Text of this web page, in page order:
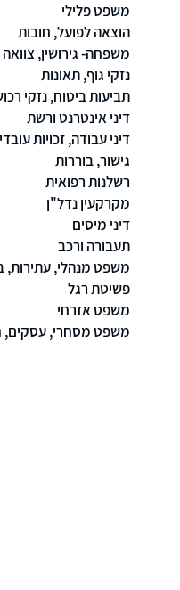
משפט פלילי
הוצאה לפועל, חובות
משפחה- גירושין, צוואה
נזקי גוף, תאונות
תביעות ביטוח, נזקי
דיני אינטרנט ורשת
דיני עבודה, זכויות
גישור, בוררות
רשלנות רפואית
מקרקעין נדל"ן
דיני מיסים
תעבורה ורכב
משפט מנהלי, עתירות,
פשיטת רגל
משפט אזרחי
משפט מסחרי, עסקים,